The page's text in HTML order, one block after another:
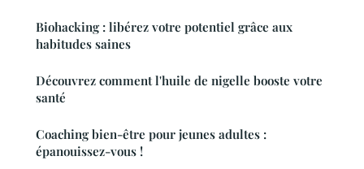
Biohacking : libérez votre potentiel grâce aux
habitudes saines
Découvrez comment l'huile de nigelle booste votre
santé
Coaching bien-être pour jeunes adultes :
épanouissez-vous !